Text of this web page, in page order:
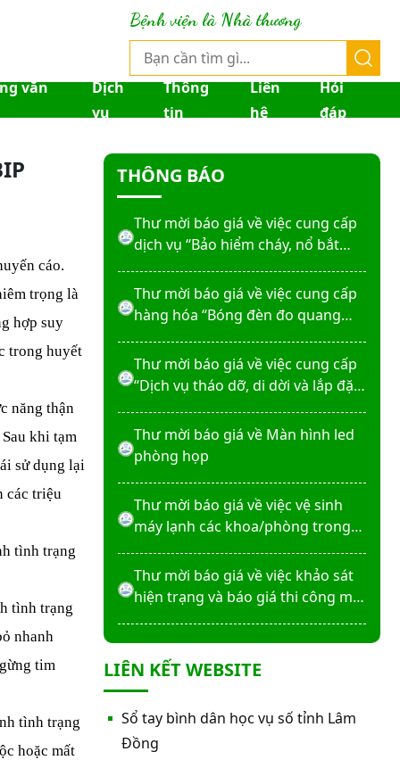
Bệnh viện là Nhà thương
văn
Dịch
vụ
Thông
tin
Liên
hệ
Hỏi
đáp
cáo.
trọng là
hợp suy
trong huyết
năng thận
khi tạm
sử dụng lại
các triệu
tình trạng
tình trạng
nhanh
tim
tình trạng
hoặc mất
THÔNG BÁO
Thư mời báo giá về việc sửa chữa
nhà bảo vệ và cổng số 2
Thư mời báo giá sửa chữa máy
nước nóng tấm phẵng
Thư mời báo giá về việc In bìa hồ
sơ bệnh án, Sổ y bạ năm 2026
Thư mời báo giá về việc cung cấp
dịch vụ “Bảo hiểm cháy, nổ bắt
Thư mời báo giá về việc cung cấp
hàng hóa “Bóng đèn đo quang
Erba XL-200 (LAMP-ASSY)
Thư mời báo giá về việc cung cấp
“Dịch vụ tháo dỡ, di dời và lắp đặt
thuật số”
Thư mời báo giá về Màn hình led
phòng họp
Thư mời báo giá về việc vệ sinh
máy lạnh các khoa/phòng trong
Thư mời báo giá về việc khảo sát
hiện trạng và báo giá thi công mái
thiện của Bệnh viện
Thư mời báo giá về việc mời báo
giá thiết bị
Thư mời báo giá về việc sửa chữa
nhà bảo vệ và cổng số 2
LIÊN KẾT WEBSITE
Sổ tay bình dân học vụ số tỉnh Lâm
Đồng